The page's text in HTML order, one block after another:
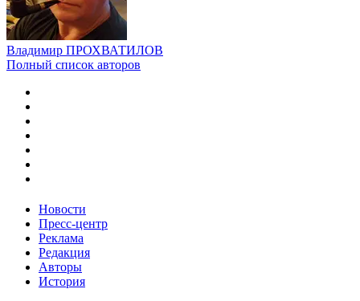
Владимир ПРОХВАТИЛОВ
Полный список авторов
Новости
Пресс-центр
Реклама
Редакция
Авторы
История